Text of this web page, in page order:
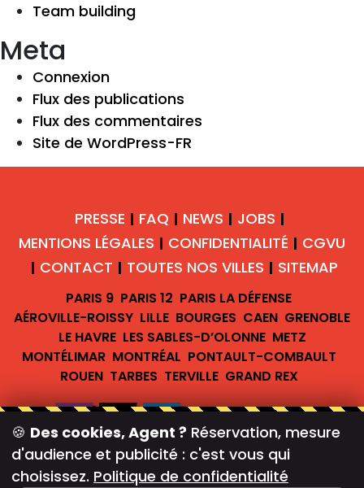
Team building
Meta
Connexion
Flux des publications
Flux des commentaires
Site de WordPress-FR
PRESSE | FAQ | NEWS | JOBS |
MENTIONS LÉGALES | CONFIDENTIALITÉ | CGVU
| CONTACT | TOUTES NOS VILLES | SITEMAP
PARIS 9 PARIS 12 PARIS LA DÉFENSE
AÉROVILLE-ROISSY LILLE BOURGES CAEN GRENOBLE
LE HAVRE LES SABLES-D’OLONNE METZ
MONTÉLIMAR MONTRÉAL PONTAULT-COMBAULT
ROUEN TARBES TERVILLE GRAND REX
#teambreakofficiel
🍪 Des cookies, Agent ? Réservation, mesure
d'audience et publicité : c'est vous qui
choisissez. Politique de confidentialité